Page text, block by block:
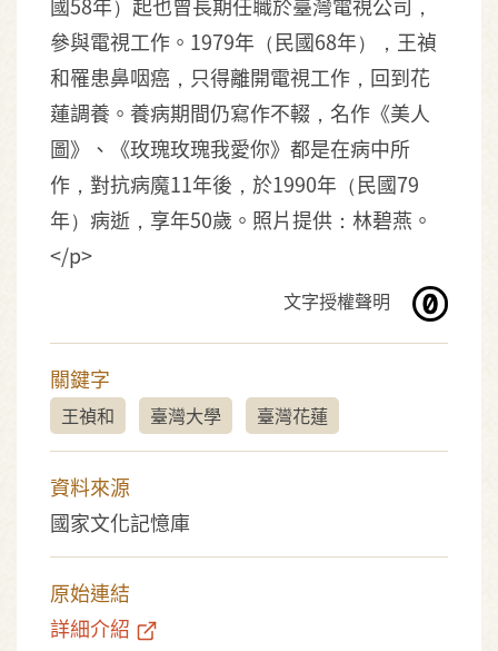
參與電視工作。1979年（民國68年），王禎
和罹患鼻咽癌，只得離開電視工作，回到花
蓮調養。養病期間仍寫作不輟，名作《美人
圖》、《玫瑰玫瑰我愛你》都是在病中所
作，對抗病魔11年後，於1990年（民國79
年）病逝，享年50歲。照片提供：林碧燕。
</p>
文字授權聲明
關鍵字
王禎和 臺灣大學 臺灣花蓮
資料來源
國家文化記憶庫
原始連結
詳細介紹